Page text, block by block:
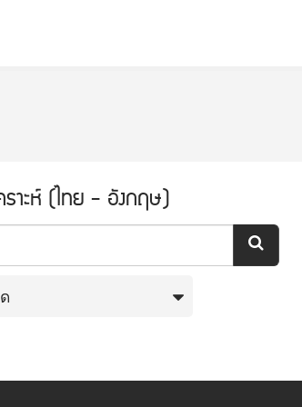
ราะห์ (ไทย - อังกฤษ)